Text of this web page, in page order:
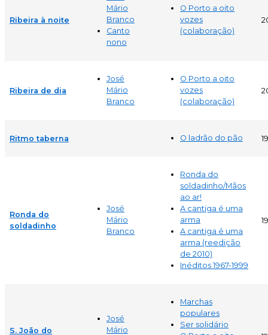
Ribeira à noite
Mário
Branco
Canto
nono
O Porto a oito
vozes
(colaboração)
Ribeira de dia
José
Mário
Branco
O Porto a oito
vozes
(colaboração)
Ritmo taberna O ladrão do pão
Ronda do
soldadinho
José
Mário
Branco
Ronda do
soldadinho/Mãos
ao ar!
A cantiga é uma
arma
A cantiga é uma
arma (reedição
de 2010)
Inéditos 1967-1999
S. João do
José
Mário
Marchas
populares
Ser solidário